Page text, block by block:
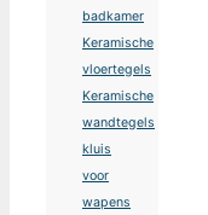
badkamer
Keramische
vloertegels
Keramische
wandtegels
kluis
voor
wapens